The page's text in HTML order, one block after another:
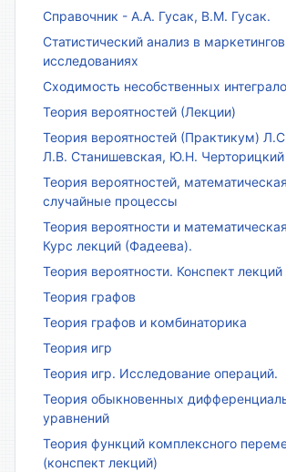
Справочник - А.А. Гусак, В.М. Гусак.
Статистический анализ в
исследованиях
Сходимость несобственных
Теория вероятностей (Лекции)
Теория вероятностей (Практикум)
Л.В. Станишевская, Ю.Н. Черторицкий
Теория вероятностей,
случайные процессы
Теория вероятности и
Курс лекций (Фадеева).
Теория вероятности. Конспект
Теория графов
Теория графов и комбинаторика
Теория игр
Теория игр. Исследование операций.
Теория обыкновенных
уравнений
Теория функций комплексного
(конспект лекций)